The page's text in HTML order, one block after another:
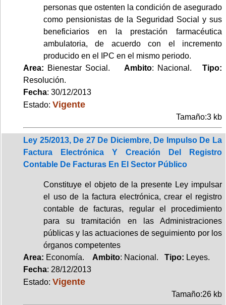
personas que ostenten la condición de asegurado
como pensionistas de la Seguridad Social y sus
beneficiarios en la prestación farmacéutica
ambulatoria, de acuerdo con el incremento
producido en el IPC en el mismo periodo.
Area: Bienestar Social. Ambito: Nacional. Tipo:
Resolución.
Fecha: 30/12/2013
Estado: Vigente
Tamaño:3 kb
Ley 25/2013, De 27 De Diciembre, De Impulso De La
Factura Electrónica Y Creación Del Registro
Contable De Facturas En El Sector Público
Constituye el objeto de la presente Ley impulsar
el uso de la factura electrónica, crear el registro
contable de facturas, regular el procedimiento
para su tramitación en las Administraciones
públicas y las actuaciones de seguimiento por los
órganos competentes
Area: Economía. Ambito: Nacional. Tipo: Leyes.
Fecha: 28/12/2013
Estado: Vigente
Tamaño:26 kb